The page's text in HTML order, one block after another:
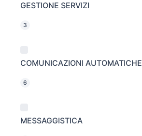
GESTIONE SERVIZI
3
COMUNICAZIONI AUTOMATICHE
6
MESSAGGISTICA